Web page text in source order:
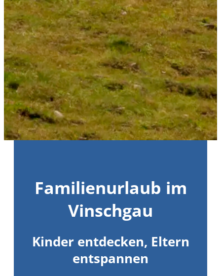
Familienurlaub im
Vinschgau
Kinder entdecken, Eltern
entspannen